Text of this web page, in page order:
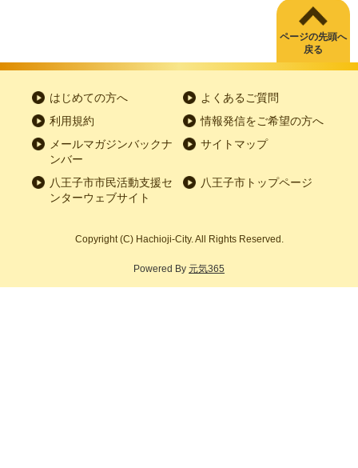
ページの先頭へ
戻る
はじめての方へ
よくあるご質問
利用規約
情報発信をご希望の方へ
メールマガジンバックナ
ンバー
サイトマップ
八王子市市民活動支援セ
ンターウェブサイト
八王子市トップページ
Copyright (C) Hachioji-City. All Rights Reserved.
Powered By 元気365